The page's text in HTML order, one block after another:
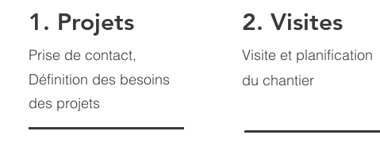
1. Projets
Prise de contact,
Définition des besoins
des projets
2. Visites
Visite et planification
du chantier